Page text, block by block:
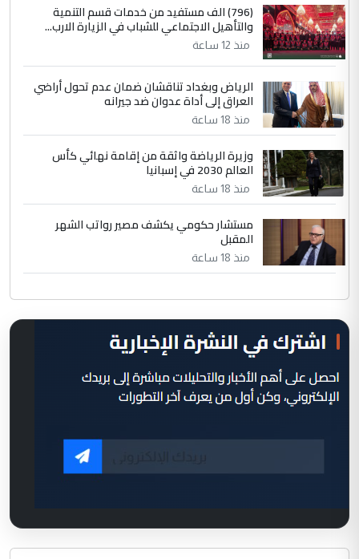
(796) الف مستفيد من خدمات قسم التنمية
والتأهيل الاجتماعي للشباب في الزيارة الارب...
منذ 12 ساعة
الرياض وبغداد تناقشان ضمان عدم تحول أراضي
العراق إلى أداة عدوان ضد جيرانه
منذ 18 ساعة
وزيرة الرياضة واثقة من إقامة نهائي كأس
العالم 2030 في إسبانيا
منذ 18 ساعة
مستشار حكومي يكشف مصير رواتب الشهر
المقبل
منذ 18 ساعة